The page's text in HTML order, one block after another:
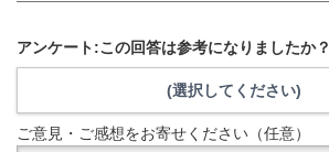
アンケート:この回答は参考になりましたか？
(選択してください)
ご意見・ご感想をお寄せください（任意）